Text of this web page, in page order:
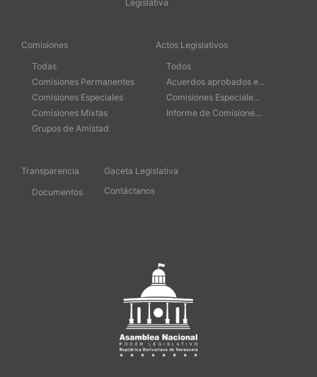
Legislativa
Comisiones
Todas
Comisiones Permanentes
Comisiones Especiales
Comisiones Mixtas
Grupos de Amistad
Actos Legislativos
Todos
Acuerdos aprobados e...
Comisiones Especiale...
Informe de Comisione...
Transparencia
Documentos
Gaceta Legislativa
Contáctanos